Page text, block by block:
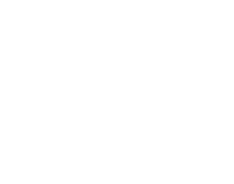
три кола захисту